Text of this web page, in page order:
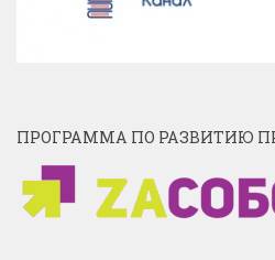
ПРОГРАММА ПО РАЗВИТИЮ